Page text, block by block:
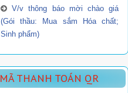
V/v thông báo mời chào giá
(Gói thầu: Mua sắm Hóa chất;
Sinh phẩm)
MÃ THANH TOÁN QR